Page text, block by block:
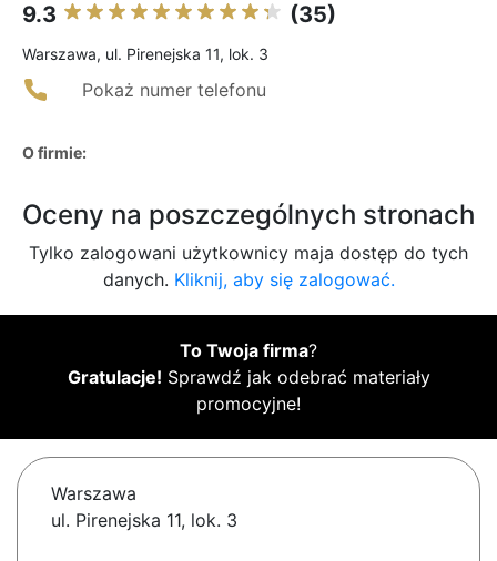
9.3 (35)
Warszawa, ul. Pirenejska 11, lok. 3
Pokaż numer telefonu
O firmie:
Oceny na poszczególnych stronach
Tylko zalogowani użytkownicy maja dostęp do tych
danych. Kliknij, aby się zalogować.
To Twoja firma?
Gratulacje! Sprawdź jak odebrać materiały
promocyjne!
Warszawa
ul. Pirenejska 11, lok. 3